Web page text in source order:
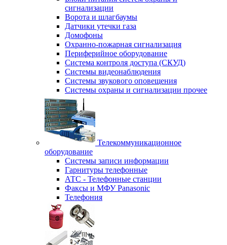
сигнализации
Ворота и шлагбаумы
Датчики утечки газа
Домофоны
Охранно-пожарная сигнализация
Периферийное оборудование
Система контроля доступа (СКУД)
Системы видеонаблюдения
Системы звукового оповещения
Системы охраны и сигнализации прочее
Телекоммуникационное
оборудование
Системы записи информации
Гарнитуры телефонные
АТС - Телефонные станции
Факсы и МФУ Panasonic
Телефония